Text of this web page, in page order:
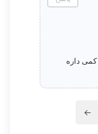
داره
←